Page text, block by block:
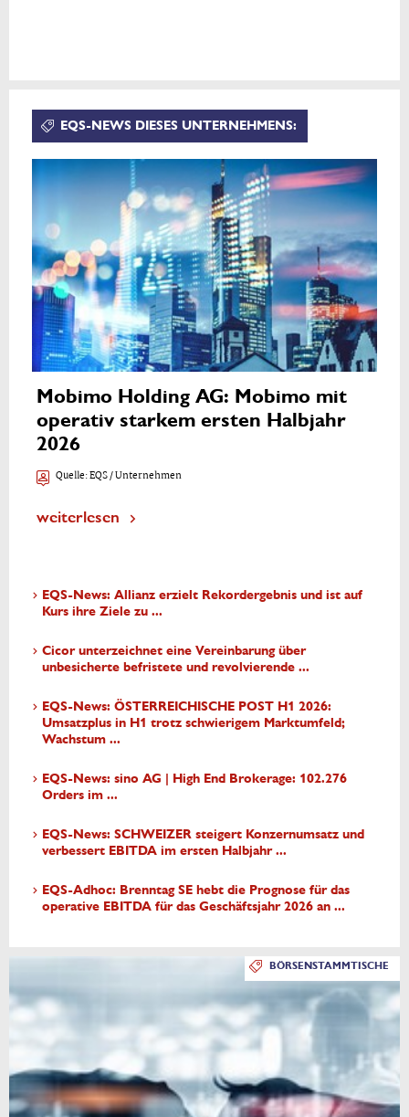
EQS-NEWS DIESES UNTERNEHMENS:
Mobimo Holding AG: Mobimo mit
operativ starkem ersten Halbjahr
2026
Quelle:EQS / Unternehmen
weiterlesen
EQS-News: Allianz erzielt Rekordergebnis und ist auf
Kurs ihre Ziele zu ...
Cicor unterzeichnet eine Vereinbarung über
unbesicherte befristete und revolvierende ...
EQS-News: ÖSTERREICHISCHE POST H1 2026:
Umsatzplus in H1 trotz schwierigem Marktumfeld;
Wachstum ...
EQS-News: sino AG | High End Brokerage: 102.276
Orders im ...
EQS-News: SCHWEIZER steigert Konzernumsatz und
verbessert EBITDA im ersten Halbjahr ...
EQS-Adhoc: Brenntag SE hebt die Prognose für das
operative EBITDA für das Geschäftsjahr 2026 an ...
BÖRSENSTAMMTISCHE